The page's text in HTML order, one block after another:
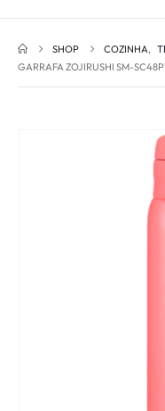
SHOP COZINHA,
GARRAFA ZOJIRUSHI SM-